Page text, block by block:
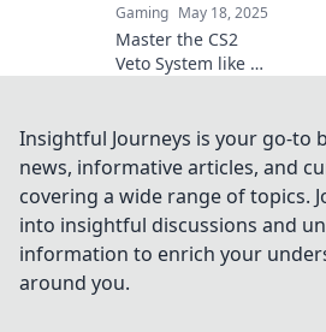
Gaming May 18, 2025
Master the CS2
Veto System like a
to dominate your
matches and map
your route to
victory!
Insightful Journeys is your go-to
news, informative articles, and
covering a wide range of topics.
into insightful discussions and
information to enrich your
around you.